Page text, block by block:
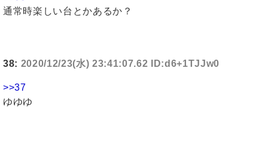
通常時楽しい台とかあるか？
38: 2020/12/23(水) 23:41:07.62 ID:d6+1TJJw0
>>37
ゆゆゆ